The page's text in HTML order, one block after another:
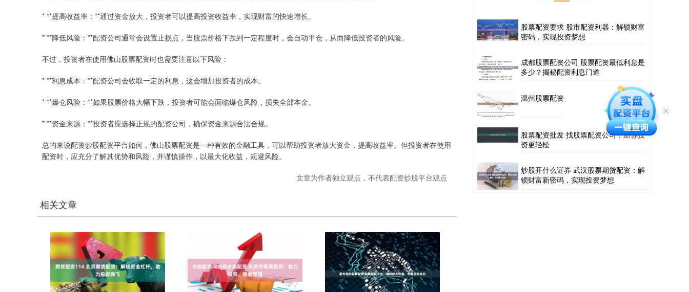
* **提高收益率：**通过资金放大，投资者可以提高投资收益率，实现财富的快速增长。
* **降低风险：**配资公司通常会设置止损点，当股票价格下跌到一定程度时，会自动平仓，从而降低投资者的风险。
不过，投资者在使用佛山股票配资时也需要注意以下风险：
* **利息成本：**配资公司会收取一定的利息，这会增加投资者的成本。
* **爆仓风险：**如果股票价格大幅下跌，投资者可能会面临爆仓风险，损失全部本金。
* **资金来源：**投资者应选择正规的配资公司，确保资金来源合法合规。
总的来说配资炒股配资平台如何，佛山股票配资是一种有效的金融工具，可以帮助投资者放大资金，提高收益率。但投资者在使用
配资时，应充分了解其优势和风险，并谨慎操作，以最大化收益，规避风险。
文章为作者独立观点，不代表配资炒股平台观点
相关文章
股票配资要求 股市配资利器：解锁财富
密码，实现投资梦想
成都股票配资公司 股票配资最低利息是
多少？揭秘配资利息门道
温州股票配资
股票配资批发 找股票配资公司，助你投
资更轻松
炒股开什么证券 武汉股票期货配资：解
锁财富新密码，实现投资梦想